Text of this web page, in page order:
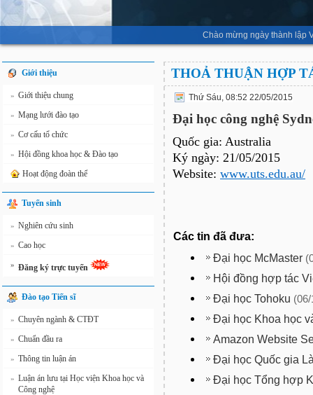
Chào mừng ngày thành lập
Giới thiệu
» Giới thiệu chung
» Mạng lưới đào tạo
» Cơ cấu tổ chức
» Hội đồng khoa học & Đào tạo
Hoạt động đoàn thể
Tuyển sinh
» Nghiên cứu sinh
» Cao học
» Đăng ký trực tuyến
Đào tạo Tiến sĩ
» Chuyên ngành & CTĐT
» Chuẩn đầu ra
» Thông tin luận án
» Luận án lưu tại Học viện Khoa học và
Công nghệ
THOẢ THUẬN HỢP
Thứ Sáu, 08:52 22/05/2015
Đại học công nghệ
Quốc gia: Australia
Ký ngày: 21/05/2015
Website: www.uts.edu.au/
Các tin đã đưa:
Đại học McMaster
Hội đồng hợp tác
Đại học Tohoku
Đại học Khoa học
Amazon Website
Đại học Quốc gia
Đại học Tổng hợp